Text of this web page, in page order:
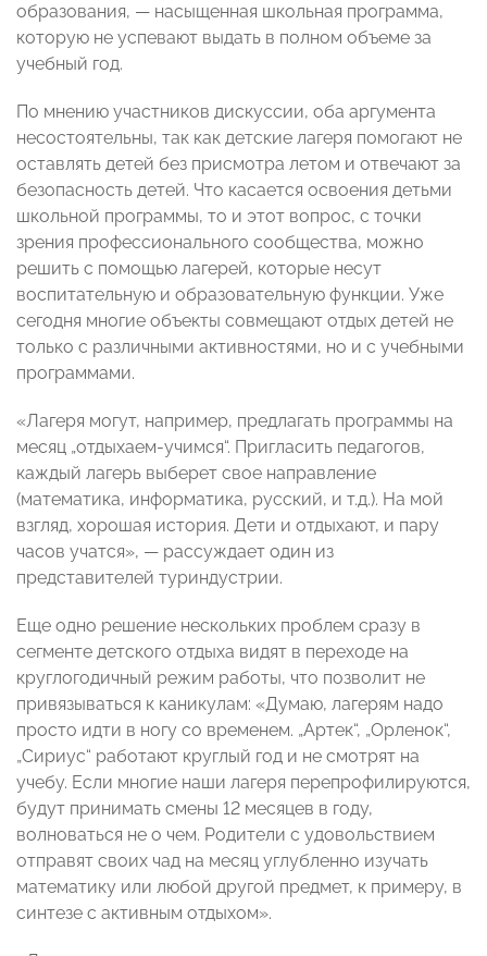
образования, — насыщенная школьная программа,
которую не успевают выдать в полном объеме за
учебный год.
По мнению участников дискуссии, оба аргумента
несостоятельны, так как детские лагеря помогают не
оставлять детей без присмотра летом и отвечают за
безопасность детей. Что касается освоения детьми
школьной программы, то и этот вопрос, с точки
зрения профессионального сообщества, можно
решить с помощью лагерей, которые несут
воспитательную и образовательную функции. Уже
сегодня многие объекты совмещают отдых детей не
только с различными активностями, но и с учебными
программами.
«Лагеря могут, например, предлагать программы на
месяц „отдыхаем-учимся“. Пригласить педагогов,
каждый лагерь выберет свое направление
(математика, информатика, русский, и т.д.). На мой
взгляд, хорошая история. Дети и отдыхают, и пару
часов учатся», — рассуждает один из
представителей туриндустрии.
Еще одно решение нескольких проблем сразу в
сегменте детского отдыха видят в переходе на
круглогодичный режим работы, что позволит не
привязываться к каникулам: «Думаю, лагерям надо
просто идти в ногу со временем. „Артек“, „Орленок“,
„Сириус“ работают круглый год и не смотрят на
учебу. Если многие наши лагеря перепрофилируются,
будут принимать смены 12 месяцев в году,
волноваться не о чем. Родители с удовольствием
отправят своих чад на месяц углубленно изучать
математику или любой другой предмет, к примеру, в
синтезе с активным отдыхом».